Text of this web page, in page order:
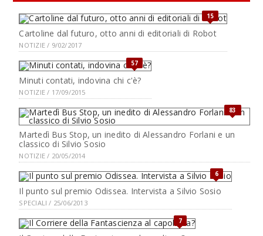
15
Cartoline dal futuro, otto anni di editoriali di Robot
NOTIZIE / 9/02/2017
57
Minuti contati, indovina chi c'è?
NOTIZIE / 17/09/2015
83
Martedì Bus Stop, un inedito di Alessandro Forlani e un
classico di Silvio Sosio
NOTIZIE / 20/05/2014
6
Il punto sul premio Odissea. Intervista a Silvio Sosio
SPECIALI / 25/06/2013
7